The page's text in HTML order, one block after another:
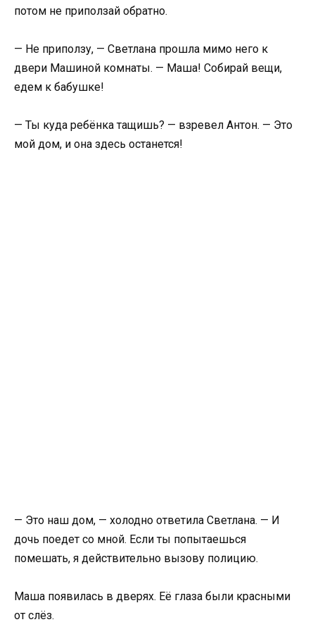
потом не приползай обратно.
— Не приползу, — Светлана прошла мимо него к
двери Машиной комнаты. — Маша! Собирай вещи,
едем к бабушке!
— Ты куда ребёнка тащишь? — взревел Антон. — Это
мой дом, и она здесь останется!
— Это наш дом, — холодно ответила Светлана. — И
дочь поедет со мной. Если ты попытаешься
помешать, я действительно вызову полицию.
Маша появилась в дверях. Её глаза были красными
от слёз.